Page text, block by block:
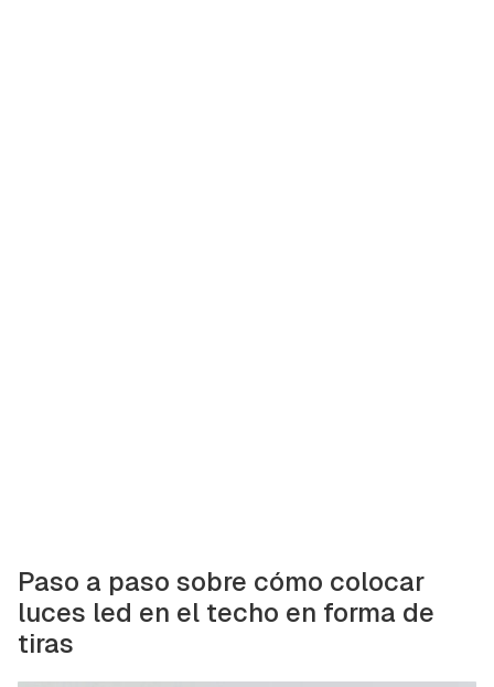
Paso a paso sobre cómo colocar
luces led en el techo en forma de
tiras